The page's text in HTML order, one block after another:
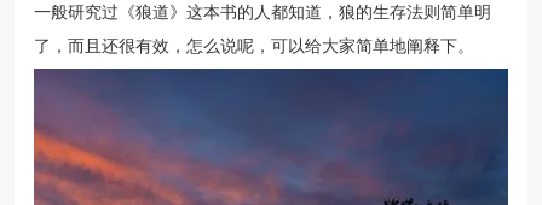
一般研究过《狼道》这本书的人都知道，狼的生存法则简单明
了，而且还很有效，怎么说呢，可以给大家简单地阐释下。